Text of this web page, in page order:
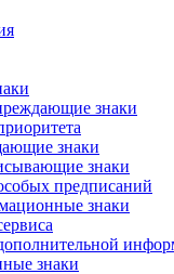
знаки
знаки
знаки
предписаний
знаки
знаки